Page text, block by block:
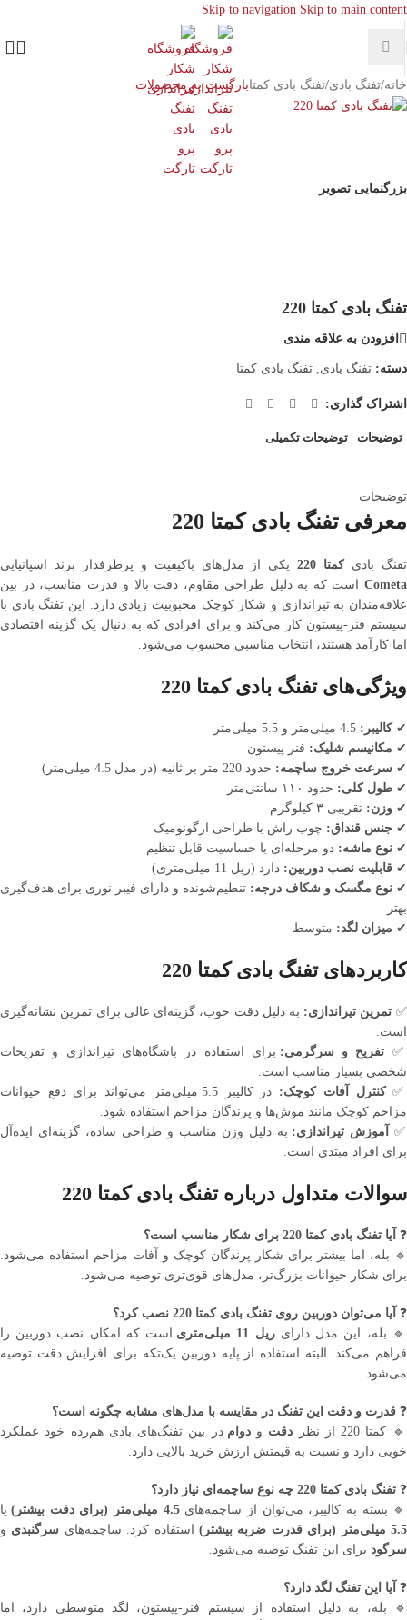
Skip to navigation Skip to main content
خانه/تفنگ بادی/تفنگ بادی کمتابازگشت به محصولات
بزرگنمایی تصویر
تفنگ بادی کمتا 220
افزودن به علاقه مندی
دسته: تفنگ بادی, تفنگ بادی کمتا
اشتراک گذاری:
توضیحات توضیحات تکمیلی
توضیحات
معرفی تفنگ بادی کمتا 220
تفنگ بادیکمتا 220
یکی از مدل‌های باکیفیت و پرطرفدار برند اسپانیایی
Cometa است که به دلیل طراحی مقاوم، دقت بالا و قدرت مناسب، در بین
علاقه‌مندان به تیراندازی و شکار کوچک محبوبیت زیادی دارد. این تفنگ بادی با
سیستم فنر-پیستون کار می‌کند و برای افرادی که به دنبال یک گزینه اقتصادی
اما کارآمد هستند، انتخاب مناسبی محسوب می‌شود.
ویژگی‌های تفنگ بادی کمتا 220
✔کالیبر:
✔ مکانیسم شلیک: فنر پیستون
✔ سرعت خروج ساچمه: حدود 220 متر بر ثانیه (در مدل 4.5 میلی‌متر)
✔ طول کلی: حدود ۱۱۰ سانتی‌متر
✔ وزن: تقریبی ۳ کیلوگرم
✔ جنس قنداق: چوب راش با طراحی ارگونومیک
✔ نوع ماشه: دو مرحله‌ای با حساسیت قابل تنظیم
✔ قابلیت نصب دوربین: دارد (ریل 11 میلی‌متری)
✔نوع مگسک و شکاف درجه: تنظیم‌شونده و دارای فیبر نوری برای هدف‌گیری
بهتر
✔ میزان لگد: متوسط
کاربردهای تفنگ بادی کمتا 220
✅ تمرین تیراندازی: به دلیل دقت خوب، گزینه‌ای عالی برای تمرین نشانه‌گیری
است.
✅ تفریح و سرگرمی: برای استفاده در باشگاه‌های تیراندازی و تفریحات
شخصی بسیار مناسب است.
✅کنترل آفات کوچک:
در کالیبر 5.5 میلی‌متر می‌تواند برای دفع حیوانات
مزاحم کوچک مانند موش‌ها و پرندگان مزاحم استفاده شود.
✅
آموزش تیراندازی: به دلیل وزن مناسب و طراحی ساده، گزینه‌ای ایده‌آل
برای افراد مبتدی است.
سوالات متداول درباره تفنگ بادی کمتا 220
❓ آیا تفنگ بادی کمتا 220 برای شکار مناسب است؟
🔹 بله، اما بیشتر برای شکار پرندگان کوچک و آفات مزاحم استفاده می‌شود.
برای شکار حیوانات بزرگ‌تر، مدل‌های قوی‌تری توصیه می‌شود.
❓ آیا می‌توان دوربین روی تفنگ بادی کمتا 220 نصب کرد؟
🔹 بله، این مدل دارایریل 11 میلی‌متری
است که امکان نصب دوربین را
فراهم می‌کند. البته استفاده از پایه دوربین یک‌تکه برای افزایش دقت توصیه
می‌شود.
❓ قدرت و دقت این تفنگ در مقایسه با مدل‌های مشابه چگونه است؟
🔹 کمتا 220 از نظر
دقت ودوام در بین تفنگ‌های بادی هم‌رده خود عملکرد
خوبی دارد و نسبت به قیمتش ارزش خرید بالایی دارد.
❓ تفنگ بادی کمتا 220 چه نوع ساچمه‌ای نیاز دارد؟
🔹 بسته به کالیبر، می‌توان از ساچمه‌های4.5 میلی‌متر (برای دقت بیشتر)
یا
5.5 میلی‌متر (برای قدرت ضربه بیشتر)
استفاده کرد. ساچمه‌های سرگنبدی و
سرگود برای این تفنگ توصیه می‌شود.
❓ آیا این تفنگ لگد دارد؟
🔹 بله، به دلیل استفاده از سیستم فنر-پیستون، لگد متوسطی دارد، اما